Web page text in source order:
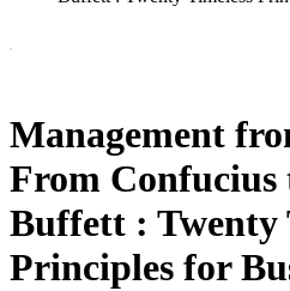
Management
From Confucius
Buffett : Twenty
Principles for